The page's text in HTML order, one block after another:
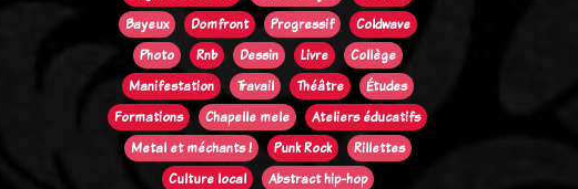
Bayeux
Domfront Progressif
Coldwave
Photo
Rnb Dessin Livre
Collège
Manifestation
Travail Théâtre
Études
Formations
Chapelle mele
Ateliers éducatifs
Metal et méchants !
Punk Rock
Rillettes
Culture local
Abstract hip-hop